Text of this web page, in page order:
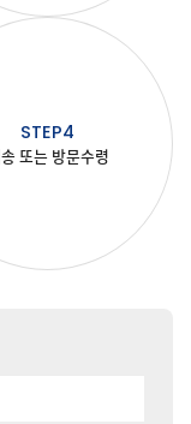
STEP4
또는 방문수령